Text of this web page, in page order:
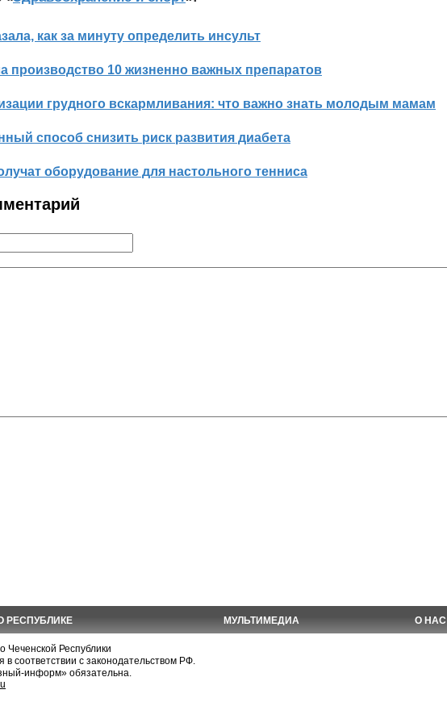
как за минуту определить инсульт
производство 10 жизненно важных препаратов
грудного вскармливания: что важно знать молодым мамам
способ снизить риск развития диабета
оборудование для настольного тенниса
РЕСПУБЛИКЕ МУЛЬТИМЕДИА О НАС
Республики
соответствии с законодательством РФ.
информ» обязательна.